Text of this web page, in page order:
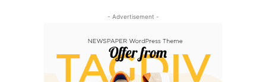
- Advertisement -